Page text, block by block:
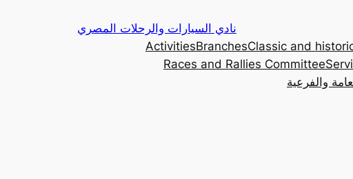
نادي السيارات والرحلات المصري
ActivitiesBranchesClassic and
Races and Rallies Committee
والفرعية